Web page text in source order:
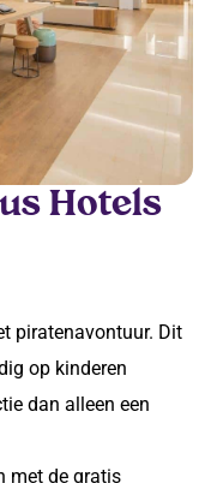
Hotels
piratenavontuur. Dit
op kinderen
dan alleen een
met de gratis